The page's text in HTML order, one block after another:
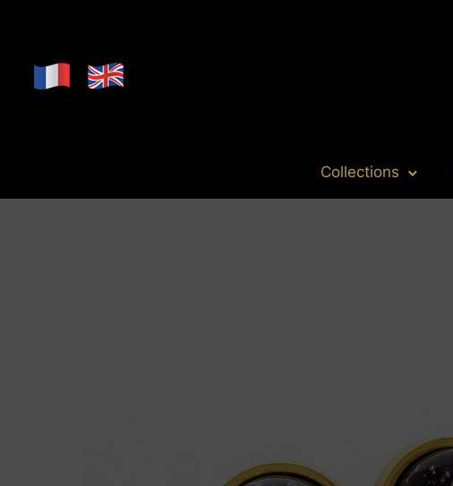
Collections